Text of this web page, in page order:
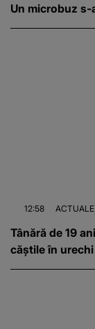
Un microbuz
12:58 ACTUALE
Tânără de 19
căștile în